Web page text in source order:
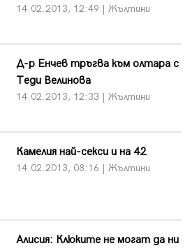
14.02.2013, 12:49 | Жълтини
Д-р Енчев тръгва към олтара с
Теди Велинова
14.02.2013, 12:33 | Жълтини
Камелия най-секси и на 42
14.02.2013, 08:16 | Жълтини
Алисия: Клюките не могат да ни